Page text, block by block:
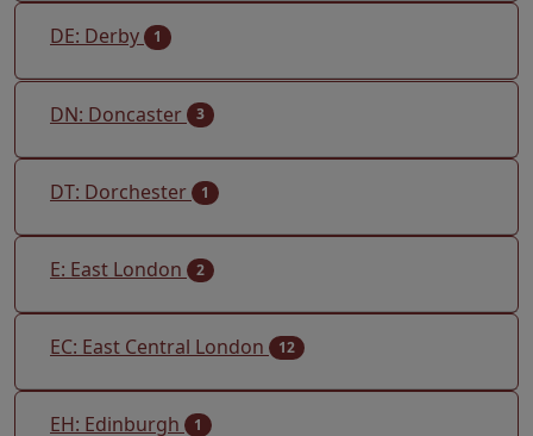
DE: Derby 1
DN: Doncaster 3
DT: Dorchester 1
E: East London 2
EC: East Central London 12
EH: Edinburgh 1